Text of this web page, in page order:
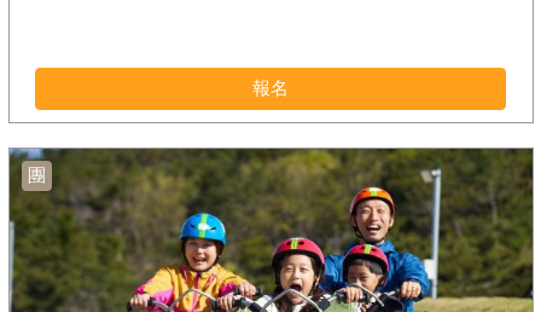
報名
團